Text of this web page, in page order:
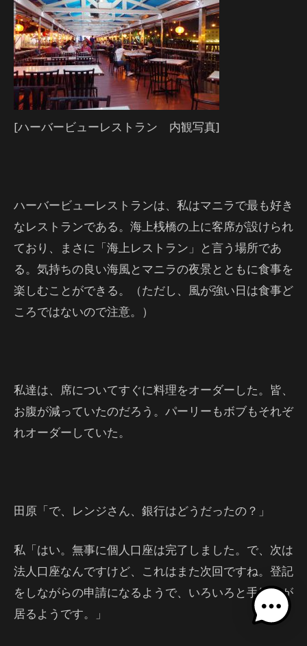
[ハーバービューレストラン 内観写真]
ハーバービューレストランは、私はマニラで最も好き
なレストランである。海上桟橋の上に客席が設けられ
ており、まさに「海上レストラン」と言う場所であ
る。気持ちの良い海風とマニラの夜景とともに食事を
楽しむことができる。（ただし、風が強い日は食事ど
ころではないので注意。）
私達は、席についてすぐに料理をオーダーした。皆、
お腹が減っていたのだろう。パーリーもボブもそれぞ
れオーダーしていた。
田原「で、レンジさん、銀行はどうだったの？」
私「はい。無事に個人口座は完了しました。で、次は
法人口座なんですけど、これはまた次回ですね。登記
をしながらの申請になるようで、いろいろと手続きが
居るようです。」